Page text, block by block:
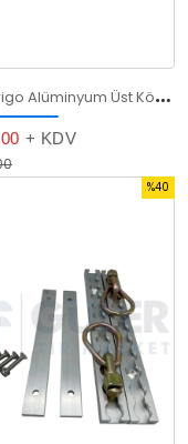
T
ırsan Frigo Alüminyum Üst Köşelik / Tırsan Kaş
+ KDV
%40